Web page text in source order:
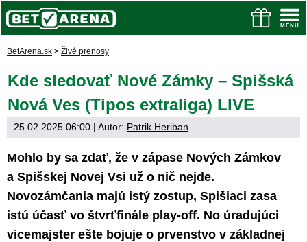
BetArena.sk > Živé prenosy
Kde sledovať Nové Zámky – Spišská
Nová Ves (Tipos extraliga) LIVE
25.02.2025 06:00 | Autor: Patrik Heriban
Mohlo by sa zdať, že v zápase Nových Zámkov
a Spišskej Novej Vsi už o nič nejde.
Novozámčania majú istý zostup, Spišiaci zasa
istú účasť vo štvrťfinále play-off. No úradujúci
vicemajster ešte bojuje o prvenstvo v základnej